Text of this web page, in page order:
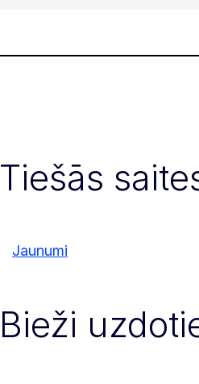
Tiešās
Jaunumi
Bieži